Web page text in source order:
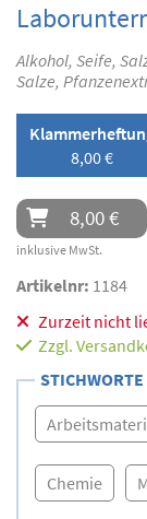
Alkohol, Seife,
Salze,
8,00 €
8,00 €
inklusive MwSt.
Artikelnr: 1184
Zurzeit nicht
Zzgl.
STICHWORTE
Chemie